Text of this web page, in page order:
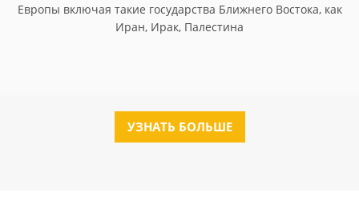
Европы включая такие государства Ближнего Востока, как
Иран, Ирак, Палестина
УЗНАТЬ БОЛЬШЕ